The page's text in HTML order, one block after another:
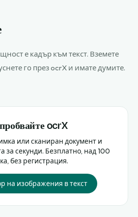
е кадър към текст. Вземете
го през ocrX и имате думите.
ocrX
или сканиран документ и
за секунди. Безплатно, над 100
без регистрация.
на изображения в текст